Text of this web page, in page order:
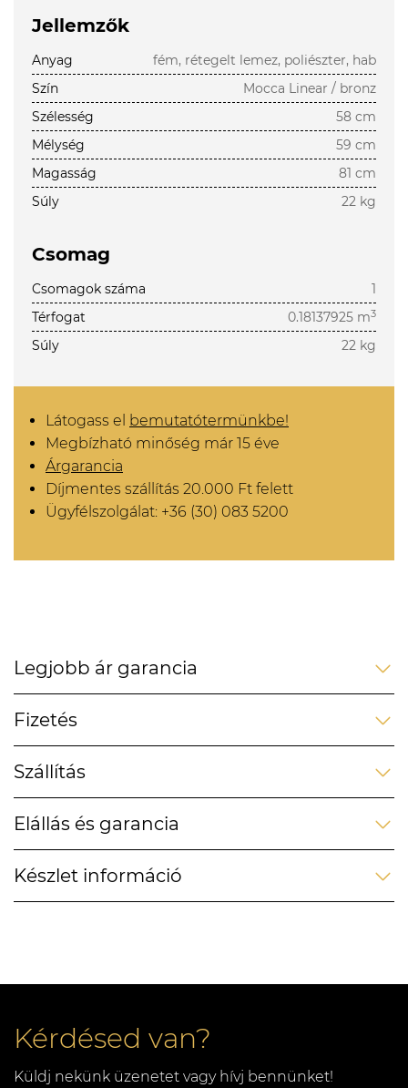
Jellemzők
Anyag
fém, rétegelt lemez, poliészter, hab
Szín
Mocca Linear / bronz
Szélesség
58 cm
Mélység
59 cm
Magasság
81 cm
Súly
22 kg
Csomag
Csomagok száma
1
Térfogat
0.18137925 m3
Súly 22 kg
Látogass el bemutatótermünkbe!
Megbízható minőség már 15 éve
Árgarancia
Díjmentes szállítás 20.000 Ft felett
Ügyfélszolgálat: +36 (30) 083 5200
Legjobb ár garancia
Fizetés
Szállítás
Elállás és garancia
Készlet információ
Kérdésed van?
Küldj nekünk üzenetet vagy hívj bennünket!